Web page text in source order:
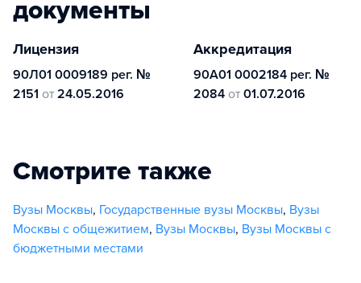
документы
Лицензия
90Л01 0009189 рег. №
2151 от 24.05.2016
Аккредитация
90А01 0002184 рег. №
2084 от 01.07.2016
Смотрите также
Вузы Москвы, Государственные вузы Москвы, Вузы
Москвы с общежитием, Вузы Москвы, Вузы Москвы с
бюджетными местами